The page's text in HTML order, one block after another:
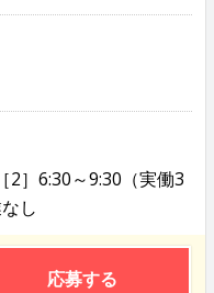
2］6:30～9:30（実働3
し
応募する